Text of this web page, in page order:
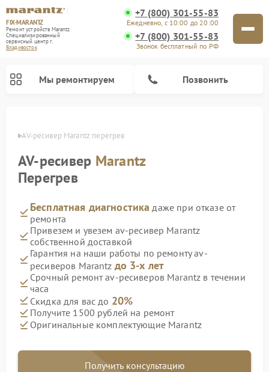
FIX-MARANTZ
Ремонт устройств Marantz
Специализированный
cервисный центр г.
Владивосток
+7 (800) 301-55-83
Ежедневно, с 10:00 до 20:00
+7 (800) 301-55-83
Звонок бесплатный по РФ
Мы ремонтируем Позвонить
AV-ресивер Marantz перегрев
AV-ресивер Marantz
Перегрев
Бесплатная диагностика даже при отказе от
ремонта
Привезем и увезем av-ресивер Marantz
собственной доставкой
Гарантия на наши работы по ремонту av-
ресиверов Marantz до 3-х лет
Срочный ремонт av-ресиверов Marantz в течении
часа
Скидка для вас до 20%
Получите 1500 рублей на ремонт
Оригинальные комплектующие Marantz
Получить консультацию